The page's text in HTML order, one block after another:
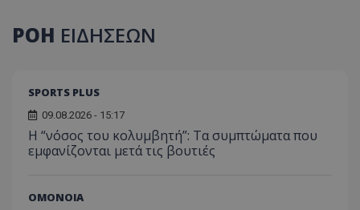
ΡΟΗ ΕΙΔΗΣΕΩΝ
SPORTS PLUS
09.08.2026 - 15:17
Η “νόσος του κολυμβητή”: Τα συμπτώματα που
εμφανίζονται μετά τις βουτιές
ΟΜΟΝΟΙΑ